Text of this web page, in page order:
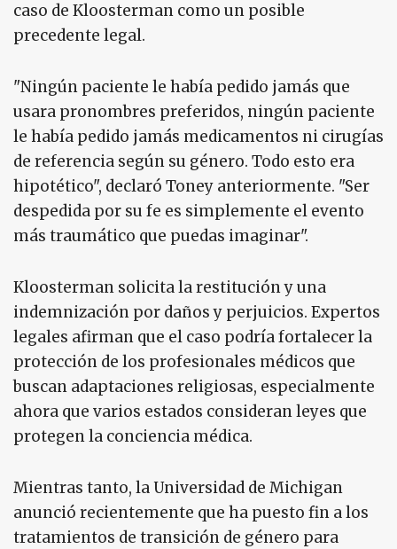
caso de Kloosterman como un posible
precedente legal.
"Ningún paciente le había pedido jamás que
usara pronombres preferidos, ningún paciente
le había pedido jamás medicamentos ni cirugías
de referencia según su género. Todo esto era
hipotético", declaró Toney anteriormente. "Ser
despedida por su fe es simplemente el evento
más traumático que puedas imaginar".
Kloosterman solicita la restitución y una
indemnización por daños y perjuicios. Expertos
legales afirman que el caso podría fortalecer la
protección de los profesionales médicos que
buscan adaptaciones religiosas, especialmente
ahora que varios estados consideran leyes que
protegen la conciencia médica.
Mientras tanto, la Universidad de Michigan
anunció recientemente que ha puesto fin a los
tratamientos de transición de género para